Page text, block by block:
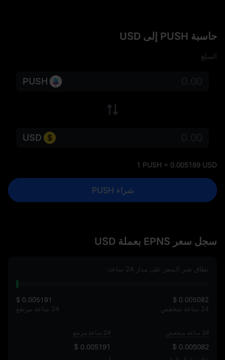
حاسبة PUSH إلى USD
المبلغ
PUSH
USD
1 PUSH = 0.005189 USD
شراء PUSH
سجل سعر EPNS بعملة USD
نطاق تغير السعر على مدار 24 ساعة:
$ 0.005082
24 ساعة منخفض
$ 0.005191
24 ساعة مرتفع
24 ساعة منخفض
$ 0.005082
24 ساعة مرتفع
$ 0.005191